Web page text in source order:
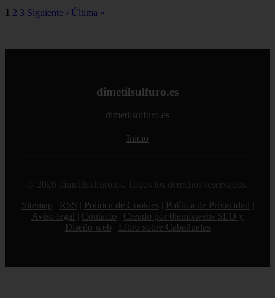
1 2 3 Siguiente › Última »
dimetilsulfuro.es
dimetilsulfuro.es
Inicio
© 2026 dimetilsulfuro.es. Todos los derechos reservados.
Sitemap
RSS Política de Cookies Política de Privacidad
Aviso legal
Contacto
Creado por 0lemiswebs SEO y
Diseño web
Libro sobre Cabañuelas